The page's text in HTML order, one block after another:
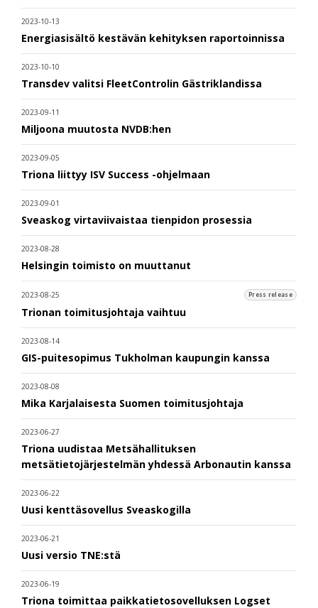
2023-10-13
Energiasisältö kestävän kehityksen raportoinnissa
2023-10-10
Transdev valitsi FleetControlin Gästriklandissa
2023-09-11
Miljoona muutosta NVDB:hen
2023-09-05
Triona liittyy ISV Success -ohjelmaan
2023-09-01
Sveaskog virtaviivaistaa tienpidon prosessia
2023-08-28
Helsingin toimisto on muuttanut
2023-08-25 Press release
Trionan toimitusjohtaja vaihtuu
2023-08-14
GIS-puitesopimus Tukholman kaupungin kanssa
2023-08-08
Mika Karjalaisesta Suomen toimitusjohtaja
2023-06-27
Triona uudistaa Metsähallituksen
metsätietojärjestelmän yhdessä Arbonautin kanssa
2023-06-22
Uusi kenttäsovellus Sveaskogilla
2023-06-21
Uusi versio TNE:stä
2023-06-19
Triona toimittaa paikkatietosovelluksen Logset